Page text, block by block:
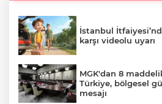
İstanbul
karşı videolu uyarı
MGK'dan 8
Türkiye, bölgesel
mesajı